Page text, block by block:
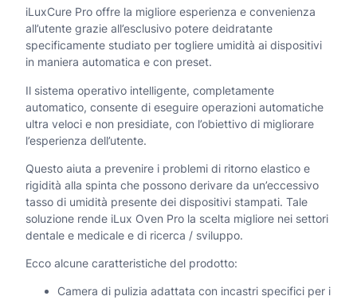
iLuxCure Pro offre la migliore esperienza e convenienza
all’utente grazie all’esclusivo potere deidratante
specificamente studiato per togliere umidità ai dispositivi
in maniera automatica e con preset.
Il sistema operativo intelligente, completamente
automatico, consente di eseguire operazioni automatiche
ultra veloci e non presidiate, con l’obiettivo di migliorare
l’esperienza dell’utente.
Questo aiuta a prevenire i problemi di ritorno elastico e
rigidità alla spinta che possono derivare da un’eccessivo
tasso di umidità presente dei dispositivi stampati. Tale
soluzione rende iLux Oven Pro la scelta migliore nei settori
dentale e medicale e di ricerca / sviluppo.
Ecco alcune caratteristiche del prodotto:
Camera di pulizia adattata con incastri specifici per i